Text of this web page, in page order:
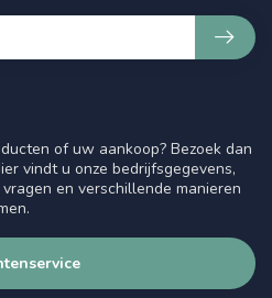
of uw aankoop? Bezoek dan
vindt u onze bedrijfsgegevens,
en verschillende manieren